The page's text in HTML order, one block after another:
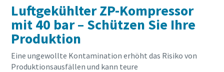
Luftgekühlter ZP-Kompressor
mit 40 bar – Schützen Sie Ihre
Produktion
Eine ungewollte Kontamination erhöht das Risiko von
Produktionsausfällen und kann teure
Absenden
Anti-Roboter-Verifizierung
Hier klicken